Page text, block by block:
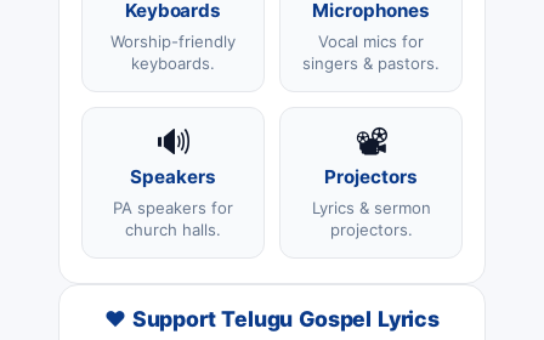
Keyboards
Worship-friendly
keyboards.
Microphones
Vocal mics for
singers & pastors.
🔊
Speakers
PA speakers for
church halls.
📽️
Projectors
Lyrics & sermon
projectors.
❤️ Support Telugu Gospel Lyrics